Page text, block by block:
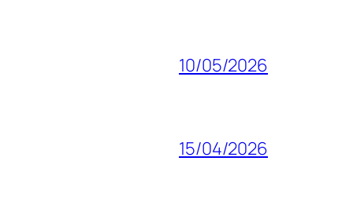
10/05/2026
15/04/2026